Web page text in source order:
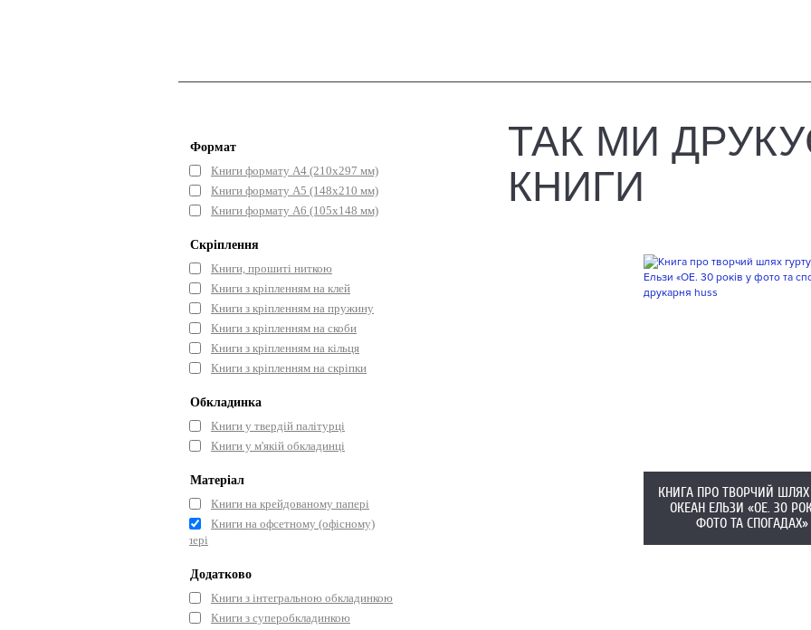
Формат
Книги формату А4 (210х297 мм)
Книги формату А5 (148x210 мм)
Книги формату А6 (105x148 мм)
Скріплення
Книги, прошиті ниткою
Книги з кріпленням на клей
Книги з кріпленням на пружину
Книги з кріпленням на скоби
Книги з кріпленням на кільця
Книги з кріпленням на скріпки
Обкладинка
Книги у твердій палітурці
Книги у м'якій обкладинці
Матеріал
Книги на крейдованому папері
Книги на офсетному (офісному)
папері
Додатково
Книги з інтегральною обкладинкою
Книги з суперобкладинкою
ТАК МИ
КНИГИ
КНИГА ПРО ТВОРЧИЙ ШЛЯХ
ОКЕАН ЕЛЬЗИ «ОЕ. 30
ФОТО ТА СПОГАДАХ»